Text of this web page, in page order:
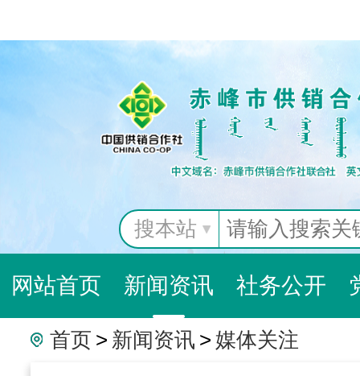
搜本站
网站首页 新闻资讯 社务公开
首页 > 新闻资讯 > 媒体关注